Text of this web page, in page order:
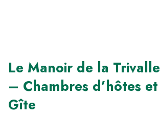
Le Manoir de la Trivalle
– Chambres d’hôtes et
Gîte